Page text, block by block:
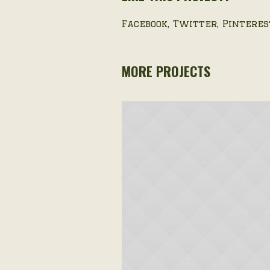
Facebook Twitter
MORE PROJECTS